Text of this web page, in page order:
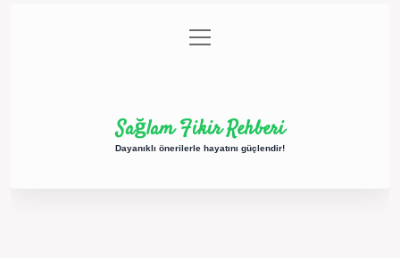
Gizlilik Politikası
menüyü
aç
Sağlam Fikir Rehberi
Dayanıklı önerilerle hayatını güçlendir!